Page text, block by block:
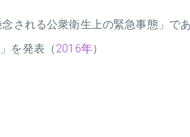
される公衆衛生上の緊急事態」で
を発表（2016年）